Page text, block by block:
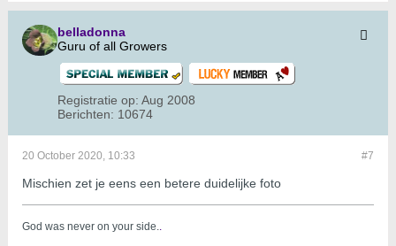
belladonna
Guru of all Growers
Registratie op: Aug 2008
Berichten: 10674
#7
20 October 2020, 10:33
Mischien zet je eens een betere duidelijke foto
God was never on your side..